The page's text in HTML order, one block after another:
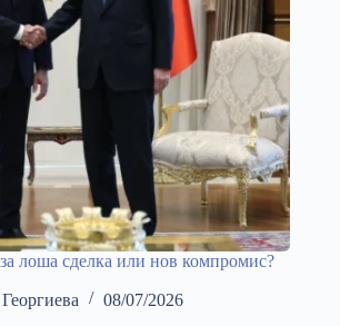
лоша сделка или нов компромис?
08/07/2026